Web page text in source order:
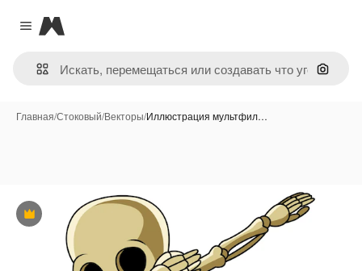
Close menu
Magnific
Поиск
Главная/Стоковый/Векторы/Иллюстрация мультфил…
Премиум